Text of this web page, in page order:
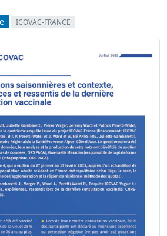
ICOVAC-FRANCE